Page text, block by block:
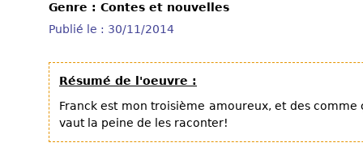
Genre : Contes et nouvelles
Publié le : 30/11/2014
Résumé de l'oeuvre :
Franck est mon troisième amoureux, et des
vaut la peine de les raconter!